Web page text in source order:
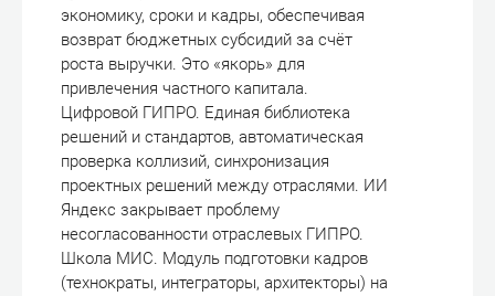
экономику, сроки и кадры, обеспечивая
возврат бюджетных субсидий за счёт
роста выручки. Это «якорь» для
привлечения частного капитала.
Цифровой ГИПРО. Единая библиотека
решений и стандартов, автоматическая
проверка коллизий, синхронизация
проектных решений между отраслями. ИИ
Яндекс закрывает проблему
несогласованности отраслевых ГИПРО.
Школа МИС. Модуль подготовки кадров
(технократы, интеграторы, архитекторы) на